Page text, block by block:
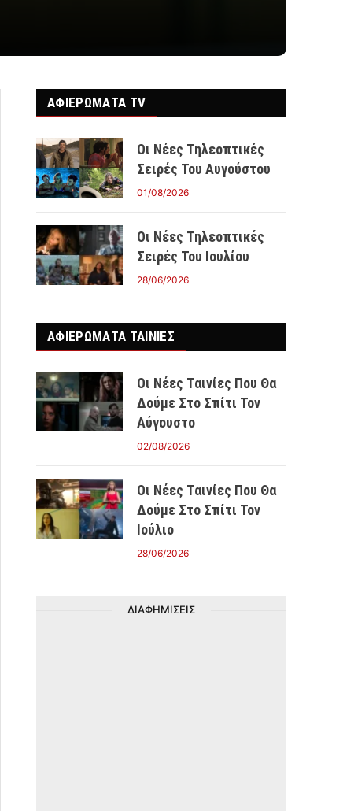
ΑΦΙΕΡΩΜΑΤΑ TV
Οι Νέες Τηλεοπτικές
Σειρές Του Αυγούστου
01/08/2026
Οι Νέες Τηλεοπτικές
Σειρές Του Ιουλίου
28/06/2026
ΑΦΙΕΡΩΜΑΤΑ ΤΑΙΝΊΕΣ
Οι Νέες Ταινίες Που Θα
Δούμε Στο Σπίτι Τον
Αύγουστο
02/08/2026
Οι Νέες Ταινίες Που Θα
Δούμε Στο Σπίτι Τον
Ιούλιο
28/06/2026
ΔΙΑΦΗΜΙΣΕΙΣ